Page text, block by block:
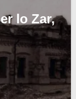
lo Zar,